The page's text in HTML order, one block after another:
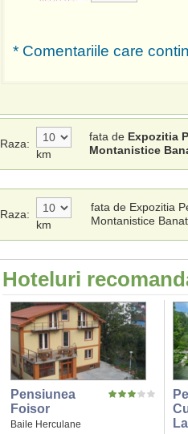
* Comentariile care
Raza:
km
fata de Expozitia
Montanistice
Raza:
km
fata de Expozitia
Montanistice
Hoteluri
Pensiunea
Foisor
Baile Herculane